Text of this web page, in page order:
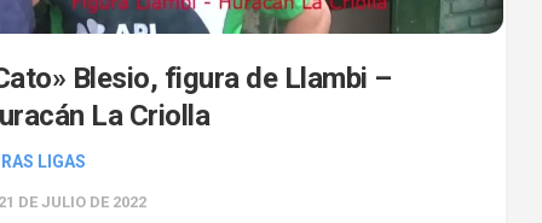
Blesio, figura de Llambi –
La Criolla
LIGAS
DE JULIO DE 2022